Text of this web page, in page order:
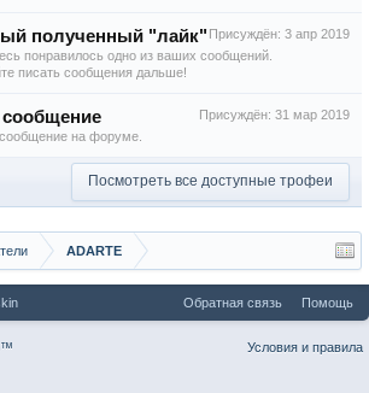
Присуждён: 3 апр 2019
полученный "лайк"
понравилось одно из ваших сообщений.
писать сообщения дальше!
Присуждён: 31 мар 2019
сообщение
на форуме.
Посмотреть все доступные трофеи
ADARTE
Обратная связь Помощь
Условия и правила